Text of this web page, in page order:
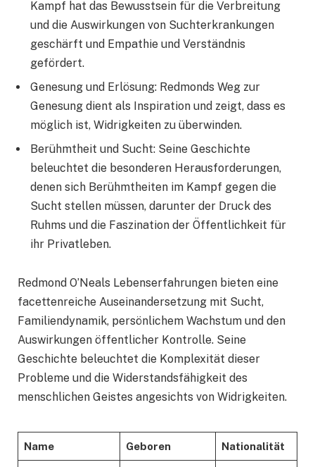
Kampf hat das Bewusstsein für die Verbreitung
und die Auswirkungen von Suchterkrankungen
geschärft und Empathie und Verständnis
gefördert.
Genesung und Erlösung: Redmonds Weg zur
Genesung dient als Inspiration und zeigt, dass es
möglich ist, Widrigkeiten zu überwinden.
Berühmtheit und Sucht: Seine Geschichte
beleuchtet die besonderen Herausforderungen,
denen sich Berühmtheiten im Kampf gegen die
Sucht stellen müssen, darunter der Druck des
Ruhms und die Faszination der Öffentlichkeit für
ihr Privatleben.
Redmond O’Neals Lebenserfahrungen bieten eine
facettenreiche Auseinandersetzung mit Sucht,
Familiendynamik, persönlichem Wachstum und den
Auswirkungen öffentlicher Kontrolle. Seine
Geschichte beleuchtet die Komplexität dieser
Probleme und die Widerstandsfähigkeit des
menschlichen Geistes angesichts von Widrigkeiten.
Name Geboren Nationalität